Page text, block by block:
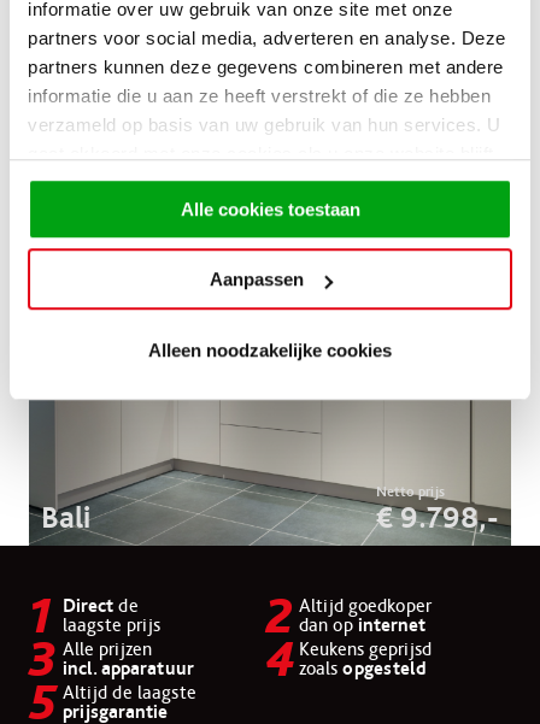
informatie over uw gebruik van onze site met onze
partners voor social media, adverteren en analyse. Deze
partners kunnen deze gegevens combineren met andere
informatie die u aan ze heeft verstrekt of die ze hebben
verzameld op basis van uw gebruik van hun services. U
gebruiken.
Alle cookies toestaan
Aanpassen
Alleen noodzakelijke cookies
Cucina € 8.999,-
Bali € 9.798,-
Direct de
laagste prijs
Altijd goedkoper
dan opinternet
Alle prijzen
incl. apparatuur
Keukens geprijsd
zoals opgesteld
Altijd de laagste
prijsgarantie